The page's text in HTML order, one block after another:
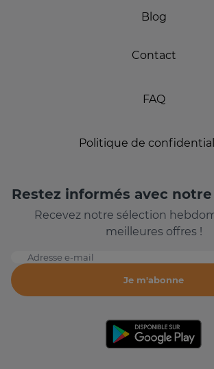
Blog
Contact
FAQ
Politique de
Restez informés avec
Recevez notre sélection
meilleures offres !
Adresse e-mail
Je m'abonne